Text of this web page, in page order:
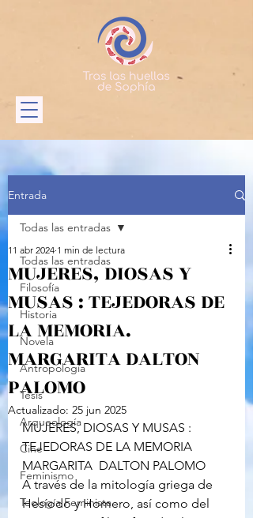
Entrada
Todas las entradas
Filosofía
Historia
Novela
Antropología
Tesis
Arqueología
Cine
Feminismo
Teología Feminista
Todas las entradas
MUJERES, DIOSAS Y
MUSAS : TEJEDORAS DE
LA MEMORIA.
MARGARITA DALTON
PALOMO
11 abr 2024 1 min de lectura
Actualizado: 25 jun 2025
MUJERES, DIOSAS Y MUSAS :
TEJEDORAS DE LA MEMORIA
MARGARITA  DALTON PALOMO
A través de la mitología griega de
Hesíodo y Homero, así como del